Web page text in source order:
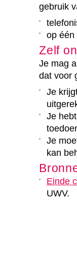
gebruik
op één
Zelf
Je mag
dat voor
Je
Je
Je
kan
Einde
UWV.